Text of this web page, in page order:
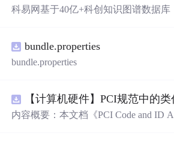
等内容。题目形式为单项选择题，每
业学习C语言课程的学生，特别是准备
化基础知识的初学者。; 使用场景及目标：①用于考前复
习，检验对C语言核心概念的掌握程
辑分析能力。; 阅读建议：建议结合教材和上机实践进行练
习，重点关注易错题和涉及复杂逻辑
道题背后的程序执行流程，以达到真
科易网基于40亿+科创知识图谱数据
新领域的AI+数智化解决方案，推动科
智能化发展。
bundle.properties
bundle.properties
内容概要：本文档《PCI Code and ID